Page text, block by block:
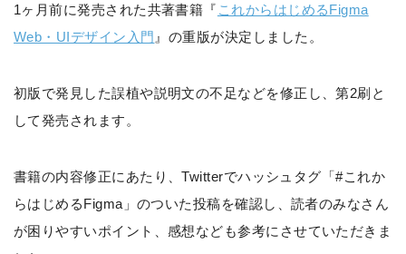
1ヶ月前に発売された共著書籍『 これからはじめるFigma
Web・UIデザイン入門 』の重版が決定しました。
初版で発見した誤植や説明文の不足などを修正し、第2刷と
して発売されます。
書籍の内容修正にあたり、Twitterでハッシュタグ「#これか
らはじめるFigma」のついた投稿を確認し、読者のみなさん
が困りやすいポイント、感想なども参考にさせていただきま